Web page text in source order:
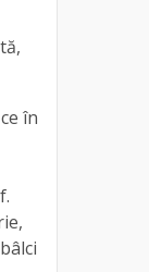
în